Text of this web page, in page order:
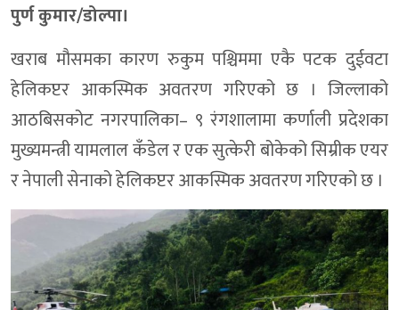
पुर्ण कुमार/डोल्पा।
खराब मौसमका कारण रुकुम पश्चिममा एकै पटक दुईवटा
हेलिकप्टर आकस्मिक अवतरण गरिएको छ । जिल्लाको
आठबिसकोट नगरपालिका– ९ रंगशालामा कर्णाली प्रदेशका
मुख्यमन्त्री यामलाल कँडेल र एक सुत्केरी बोकेको सिम्रीक एयर
र नेपाली सेनाको हेलिकप्टर आकस्मिक अवतरण गरिएको छ ।